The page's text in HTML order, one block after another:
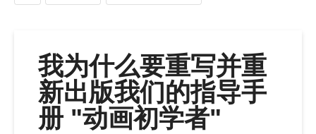
我为什么要重写并重
新出版我们的指导手
册 "动画初学者"